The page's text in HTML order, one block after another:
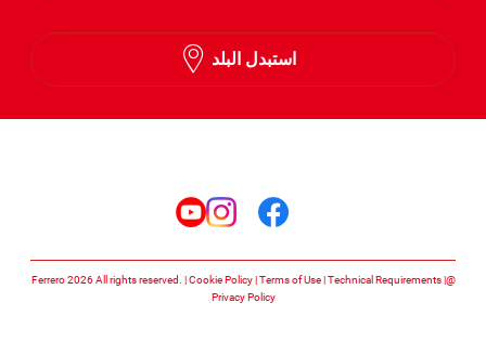
استبدل البلد
@Ferrero 2026 All rights reserved.
Cookie Policy Terms of Use Technical Requirements
Privacy Policy